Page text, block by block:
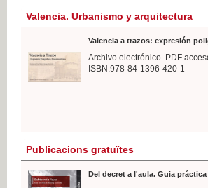
Valencia. Urbanismo y arquitectura
Valencia a trazos: expresión
Archivo electrónico. PDF
ISBN:978-84-1396-420-1
Publicacions gratuïtes
Del decret a l'aula. Guia